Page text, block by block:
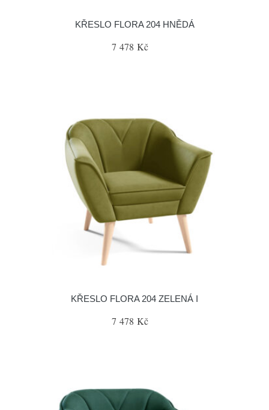
KŘESLO FLORA 204 HNĚDÁ
7 478 Kč
KŘESLO FLORA 204 ZELENÁ I
7 478 Kč